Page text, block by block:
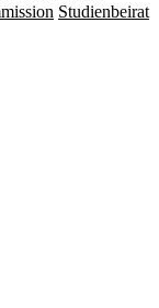
Studienbeirat